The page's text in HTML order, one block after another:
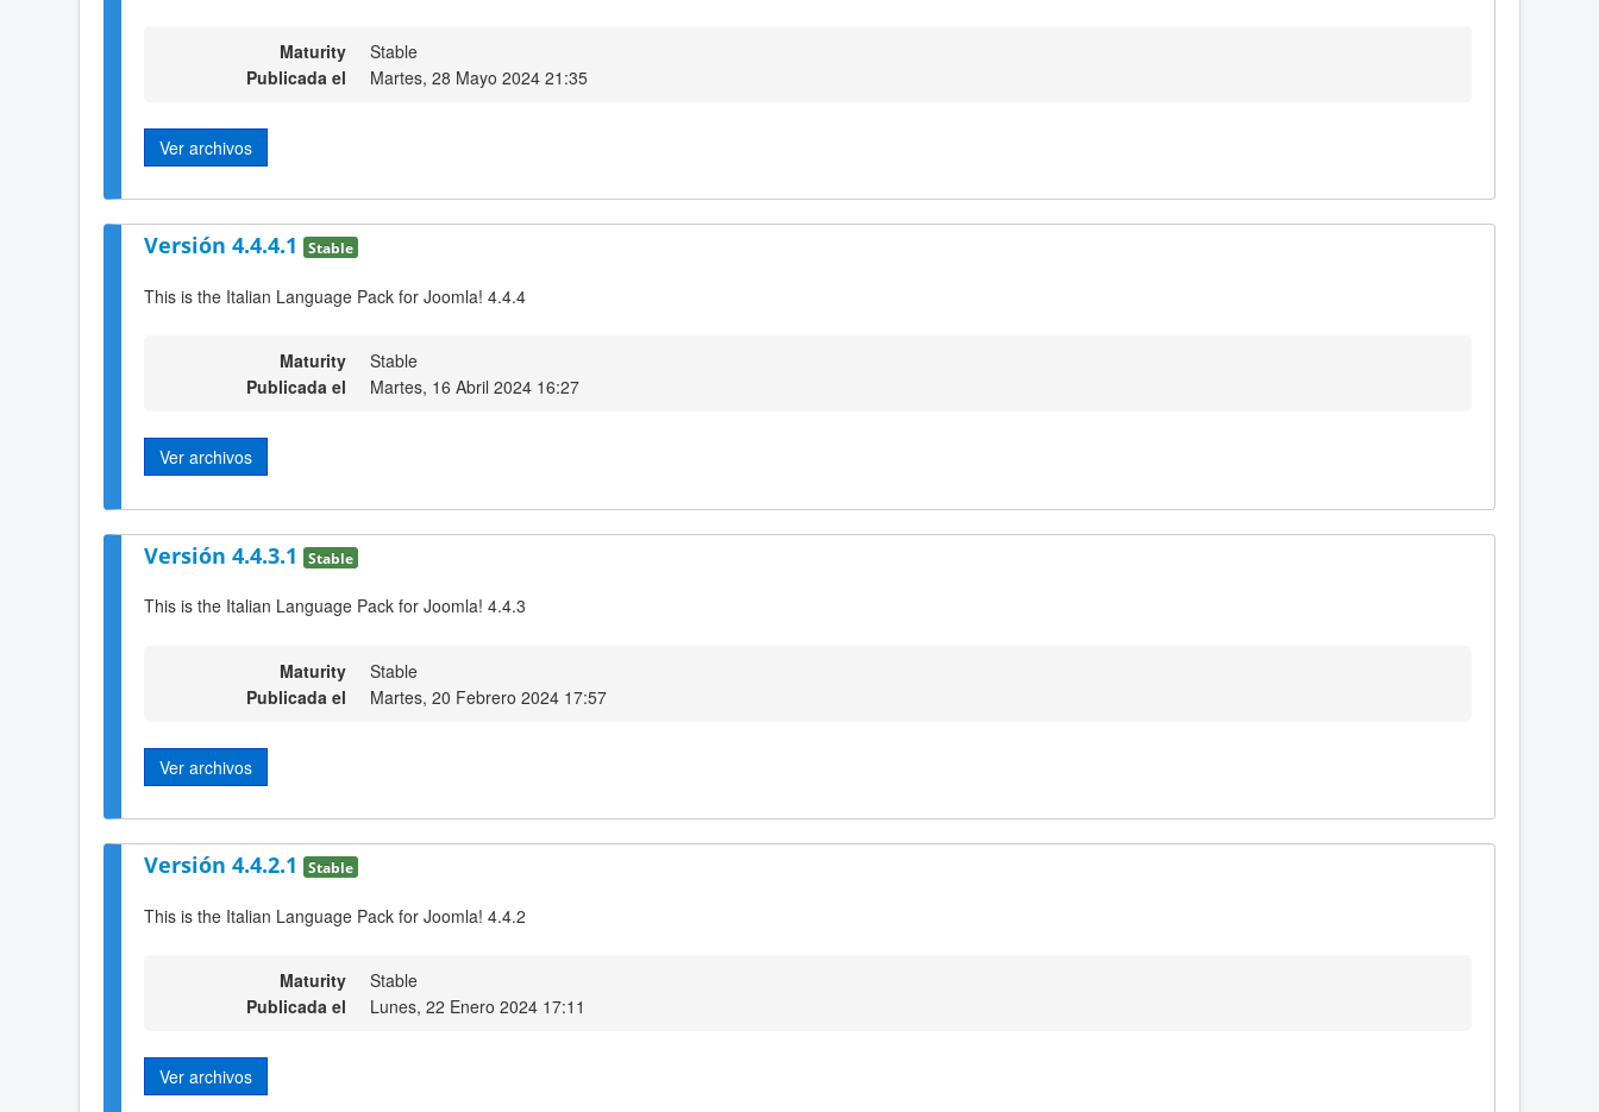
Maturity
Stable
Publicada el
Martes, 28 Mayo 2024 21:35
Ver archivos
Versión 4.4.4.1 Stable
This is the Italian Language Pack for Joomla! 4.4.4
Maturity
Stable
Publicada el
Martes, 16 Abril 2024 16:27
Ver archivos
Versión 4.4.3.1 Stable
This is the Italian Language Pack for Joomla! 4.4.3
Maturity
Stable
Publicada el
Martes, 20 Febrero 2024 17:57
Ver archivos
Versión 4.4.2.1 Stable
This is the Italian Language Pack for Joomla! 4.4.2
Maturity
Stable
Publicada el
Lunes, 22 Enero 2024 17:11
Ver archivos